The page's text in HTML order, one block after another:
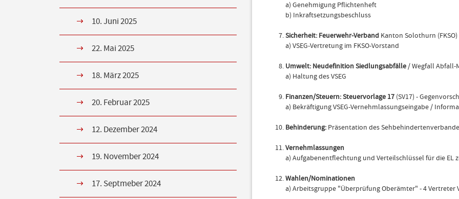
a) Genehmigung Pflichtenheft
b) Inkraftsetzungsbeschluss
Sicherheit: Feuerwehr-Verband Kanton Solothurn
a) VSEG-Vertretung im FKSO-Vorstand
Umwelt: Neudefinition Siedlungsabfälle/ Wegfall Abfall-
a) Haltung des VSEG
Finanzen/Steuern: Steuervorlage 17 (SV17) -
a) Bekräftigung VSEG-Vernehmlassungseingabe /
Behinderung: Präsentation des
Vernehmlassungen
a) Aufgabenentflechtung und Verteilschlüssel für die EL
Wahlen/Nominationen
a) Arbeitsgruppe "Überprüfung Oberämter" - 4 Vertreter
10. Juni 2025
22. Mai 2025
18. März 2025
20. Februar 2025
12. Dezember 2024
19. November 2024
17. Septmeber 2024